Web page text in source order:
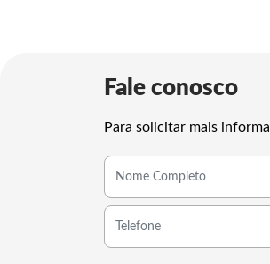
Fale conosco
Para solicitar mais